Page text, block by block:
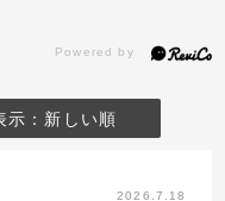
示：新しい順
2026.7.18